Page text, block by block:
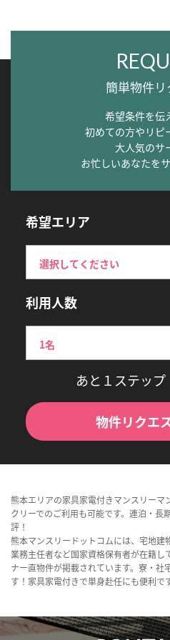
簡単物件リ
希望条件を伝
初めての方やリピ
大人気のサ
お忙しいあなたを
希望エリア
利用人数
あと１ステップ
物件リクエ
熊本エリアの家具家電付きマンスリーマ
クリーでのご利用も可能です。連泊・長
評！
熊本マンスリードットコムには、宅地
業務主任者など国家資格保有者が在籍し
ナー直物件が掲載されています。寮・社
す！家具家電付きで単身赴任にも便利です